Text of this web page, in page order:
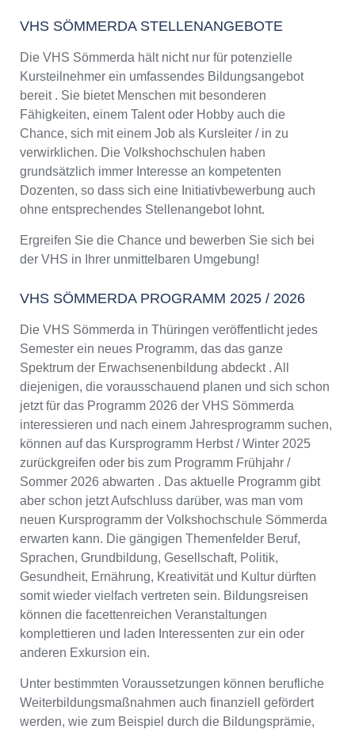
VHS SÖMMERDA STELLENANGEBOTE
Die VHS Sömmerda hält nicht nur für potenzielle
Kursteilnehmer ein umfassendes Bildungsangebot
bereit . Sie bietet Menschen mit besonderen
Fähigkeiten, einem Talent oder Hobby auch die
Chance, sich mit einem Job als Kursleiter / in zu
verwirklichen. Die Volkshochschulen haben
grundsätzlich immer Interesse an kompetenten
Dozenten, so dass sich eine Initiativbewerbung auch
ohne entsprechendes Stellenangebot lohnt.
Ergreifen Sie die Chance und bewerben Sie sich bei
der VHS in Ihrer unmittelbaren Umgebung!
VHS SÖMMERDA PROGRAMM 2025 / 2026
Die VHS Sömmerda in Thüringen veröffentlicht jedes
Semester ein neues Programm, das das ganze
Spektrum der Erwachsenenbildung abdeckt . All
diejenigen, die vorausschauend planen und sich schon
jetzt für das Programm 2026 der VHS Sömmerda
interessieren und nach einem Jahresprogramm suchen,
können auf das Kursprogramm Herbst / Winter 2025
zurückgreifen oder bis zum Programm Frühjahr /
Sommer 2026 abwarten . Das aktuelle Programm gibt
aber schon jetzt Aufschluss darüber, was man vom
neuen Kursprogramm der Volkshochschule Sömmerda
erwarten kann. Die gängigen Themenfelder Beruf,
Sprachen, Grundbildung, Gesellschaft, Politik,
Gesundheit, Ernährung, Kreativität und Kultur dürften
somit wieder vielfach vertreten sein. Bildungsreisen
können die facettenreichen Veranstaltungen
komplettieren und laden Interessenten zur ein oder
anderen Exkursion ein.
Unter bestimmten Voraussetzungen können berufliche
Weiterbildungsmaßnahmen auch finanziell gefördert
werden, wie zum Beispiel durch die Bildungsprämie,